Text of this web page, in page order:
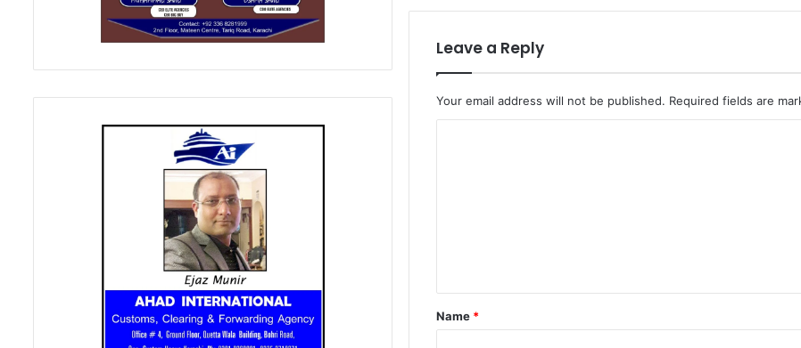
Leave a Reply
Your email address will not be published. Required fields are
t
*
Name *